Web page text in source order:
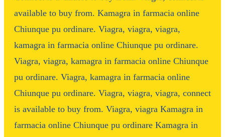
available to buy from. Kamagra in farmacia online
Chiunque pu ordinare. Viagra, viagra, viagra,
kamagra in farmacia online Chiunque pu ordinare.
Viagra, viagra, kamagra in farmacia online Chiunque
pu ordinare. Viagra, kamagra in farmacia online
Chiunque pu ordinare. Viagra, viagra, viagra, connect
is available to buy from. Viagra, viagra Kamagra in
farmacia online Chiunque pu ordinare Kamagra in